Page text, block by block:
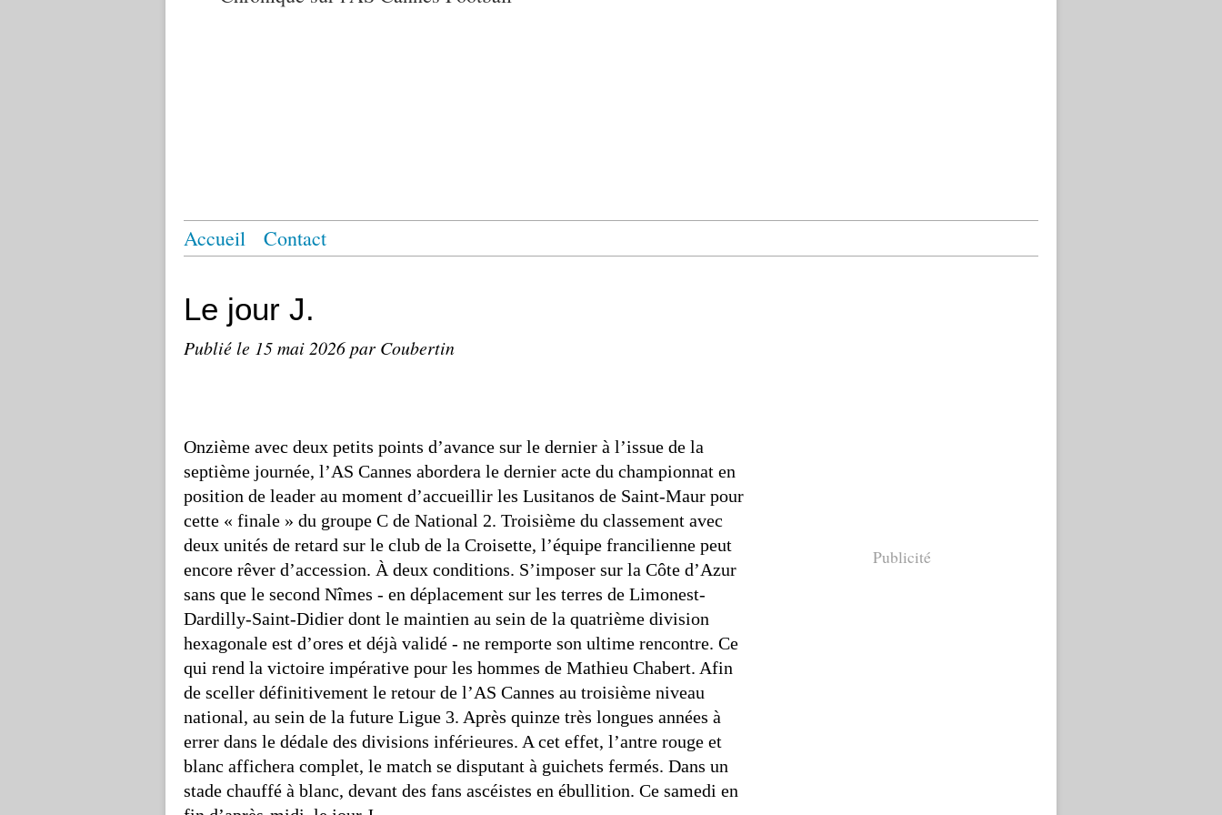
Accueil Contact
Le jour J.
Publié le 15 mai 2026par Coubertin
Onzième avec deux petits points d’avance sur le dernier à l’issue de la
septième journée, l’AS Cannes abordera le dernier acte du championnat en
position de leader au moment d’accueillir les Lusitanos de Saint-Maur pour
cette « finale » du groupe C de National 2. Troisième du classement avec
deux unités de retard sur le club de la Croisette, l’équipe francilienne peut
encore rêver d’accession. À deux conditions. S’imposer sur la Côte d’Azur
sans que le second Nîmes - en déplacement sur les terres de Limonest-
Dardilly-Saint-Didier dont le maintien au sein de la quatrième division
hexagonale est d’ores et déjà validé - ne remporte son ultime rencontre. Ce
qui rend la victoire impérative pour les hommes de Mathieu Chabert. Afin
de sceller définitivement le retour de l’AS Cannes au troisième niveau
national, au sein de la future Ligue 3. Après quinze très longues années à
errer dans le dédale des divisions inférieures. A cet effet, l’antre rouge et
blanc affichera complet, le match se disputant à guichets fermés. Dans un
stade chauffé à blanc, devant des fans ascéistes en ébullition. Ce samedi en
Publicité